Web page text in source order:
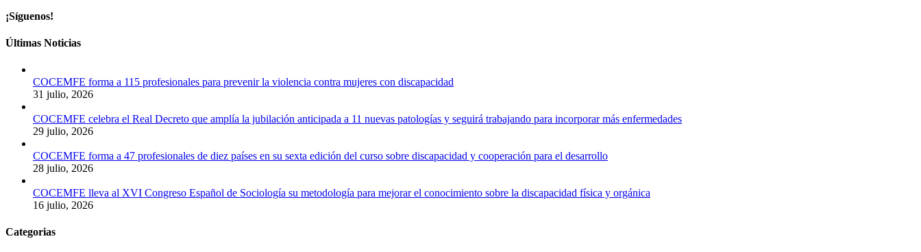
¡Síguenos!
Últimas Noticias
COCEMFE forma a 115 profesionales para prevenir la violencia contra mujeres con discapacidad
31 julio, 2026
COCEMFE celebra el Real Decreto que amplía la jubilación anticipada a 11 nuevas patologías y seguirá trabajando para incorporar más enfermedades
29 julio, 2026
COCEMFE forma a 47 profesionales de diez países en su sexta edición del curso sobre discapacidad y cooperación para el desarrollo
28 julio, 2026
COCEMFE lleva al XVI Congreso Español de Sociología su metodología para mejorar el conocimiento sobre la discapacidad física y orgánica
16 julio, 2026
Categorias